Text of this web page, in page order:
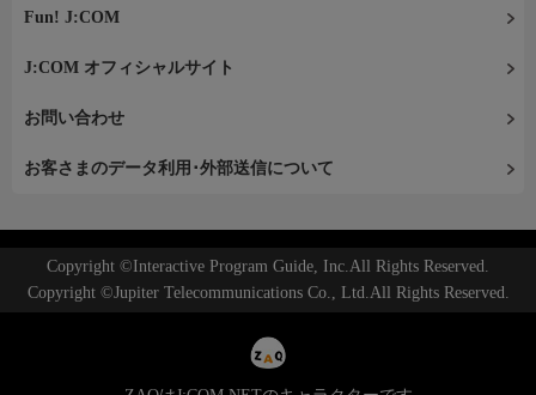
Fun! J:COM
J:COM オフィシャルサイト
お問い合わせ
お客さまのデータ利用･外部送信について
Copyright ©Interactive Program Guide, Inc.All Rights Reserved.
Copyright ©Jupiter Telecommunications Co., Ltd.All Rights Reserved.